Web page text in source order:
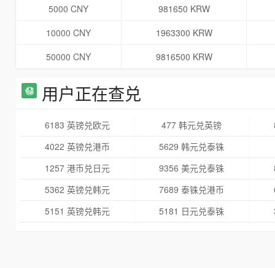
5000 CNY
981650 KRW
10000 CNY
1963300 KRW
50000 CNY
9816500 KRW
用户正在查兑
6183 英镑兑欧元 477 韩元兑英镑
4022 英镑兑港币
5629 韩元兑泰铢
1257 港币兑日元
9356 美元兑泰铢
5362 英镑兑韩元
7689 泰铢兑港币
5151 英镑兑韩元
5181 日元兑泰铢